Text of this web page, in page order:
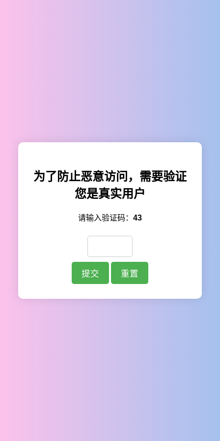
为了防止恶意访问，需要验证
您是真实用户
请输入验证码： 43
提交 重置